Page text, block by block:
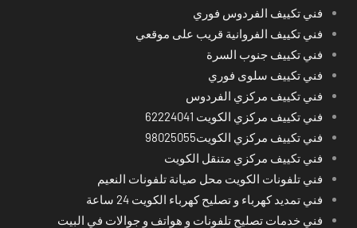
فني تكييف الفردوس فوري
فني تكييف الفروانية قريب على موقعي
فني تكييف جنوب السرة
فني تكييف سلوى فوري
فني تكييف مركزي الفردوس
فني تكييف مركزي الكويت 62224041
فني تكييف مركزي الكويت98025055
فني تكييف مركزي متنقل الكويت
فني تلفونات الكويت محل صيانة تلفونات النعيم
فني تمديد كهرباء و تصليح كهرباء الكويت 24 ساعة
فني خدمات تصليح تلفونات و هواتف و جوالات في البيت